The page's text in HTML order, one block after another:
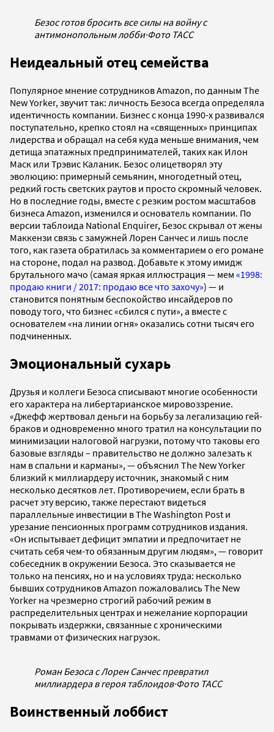
Безос готов бросить все силы на войну с
антимонопольным лобби·Фото ТАСС
Неидеальный отец семейства
Популярное мнение сотрудников Amazon, по данным The
New Yorker, звучит так: личность Безоса всегда определяла
идентичность компании. Бизнес с конца 1990-х развивался
поступательно, крепко стоял на «священных» принципах
лидерства и обращал на себя куда меньше внимания, чем
детища эпатажных предпринимателей, таких как Илон
Маск или Трэвис Каланик. Безос олицетворял эту
эволюцию: примерный семьянин, многодетный отец,
редкий гость светских раутов и просто скромный человек.
Но в последние годы, вместе с резким ростом масштабов
бизнеса Amazon, изменился и основатель компании. По
версии таблоида National Enquirer, Безос скрывал от жены
Маккензи связь с замужней Лорен Санчес и лишь после
того, как газета обратилась за комментарием о его романе
на стороне, подал на развод. Добавьте к этому имидж
брутального мачо (самая яркая иллюстрация — мем «1998:
продаю книги / 2017: продаю все что захочу») — и
становится понятным беспокойство инсайдеров по
поводу того, что бизнес «сбился с пути», а вместе с
основателем «на линии огня» оказались сотни тысяч его
подчиненных.
Эмоциональный сухарь
Друзья и коллеги Безоса списывают многие особенности
его характера на либертарианское мировоззрение.
«Джефф жертвовал деньги на борьбу за легализацию гей-
браков и одновременно много тратил на консультации по
минимизации налоговой нагрузки, потому что таковы его
базовые взгляды – правительство не должно залезать к
нам в спальни и карманы», — объяснил The New Yorker
близкий к миллиардеру источник, знакомый с ним
несколько десятков лет. Противоречием, если брать в
расчет эту версию, также перестают видеться
параллельные инвестиции в The Washington Post и
урезание пенсионных программ сотрудников издания.
«Он испытывает дефицит эмпатии и предпочитает не
считать себя чем-то обязанным другим людям», — говорит
собеседник в окружении Безоса. Это сказывается не
только на пенсиях, но и на условиях труда: несколько
бывших сотрудников Amazon пожаловались The New
Yorker на чрезмерно строгий рабочий режим в
распределительных центрах и нежелание корпорации
покрывать издержки, связанные с хроническими
травмами от физических нагрузок.
Роман Безоса с Лорен Санчес превратил
миллиардера в героя таблоидов·Фото ТАСС
Воинственный лоббист